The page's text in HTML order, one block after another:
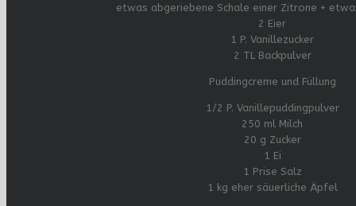
etwas abgeriebene Schale einer Zitrone +
2 Eier
1 P. Vanillezucker
2 TL Backpulver
Puddingcreme und Füllung
1/2 P. Vanillepuddingpulver
250 ml Milch
20 g Zucker
1 Ei
1 Prise Salz
1 kg eher säuerliche Äpfel